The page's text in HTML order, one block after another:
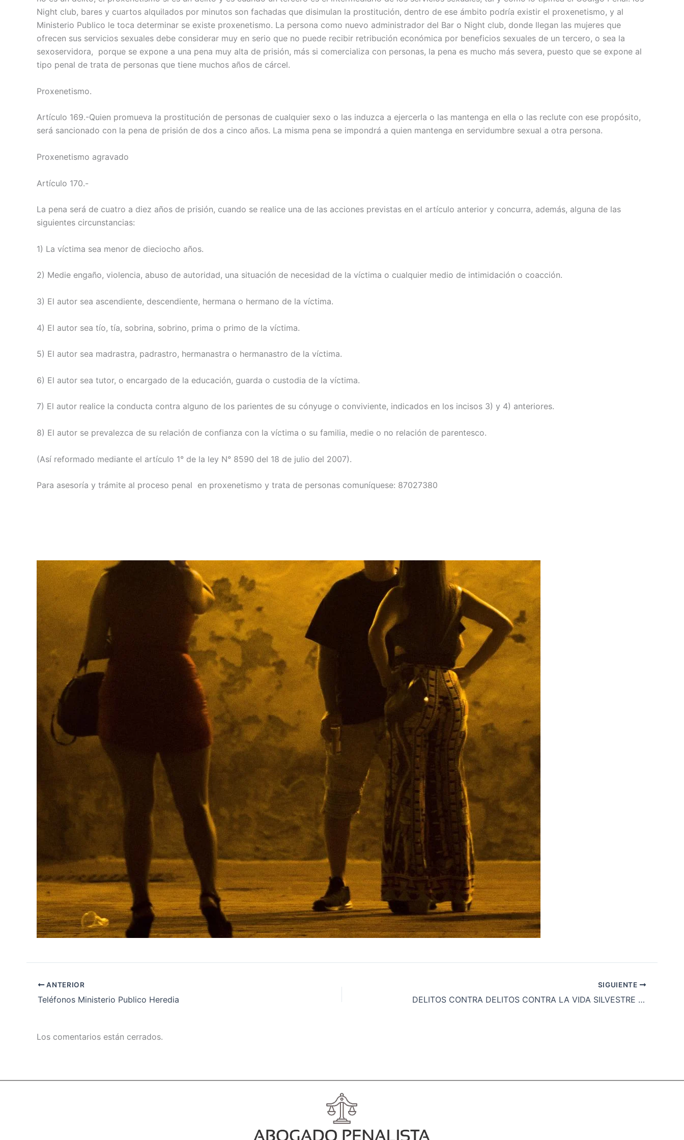
Night club, bares y cuartos alquilados por minutos son fachadas que disimulan la prostitución, dentro de ese ámbito podría existir el proxenetismo, y al
Ministerio Publico le toca determinar se existe proxenetismo. La persona como nuevo administrador del Bar o Night club, donde llegan las mujeres que
ofrecen sus servicios sexuales debe considerar muy en serio que no puede recibir retribución económica por beneficios sexuales de un tercero, o sea la
sexoservidora, porque se expone a una pena muy alta de prisión, más si comercializa con personas, la pena es mucho más severa, puesto que se expone al
tipo penal de trata de personas que tiene muchos años de cárcel.
Proxenetismo.
Artículo 169.-Quien promueva la prostitución de personas de cualquier sexo o las induzca a ejercerla o las mantenga en ella o las reclute con ese propósito,
será sancionado con la pena de prisión de dos a cinco años. La misma pena se impondrá a quien mantenga en servidumbre sexual a otra persona.
Proxenetismo agravado
Artículo 170.-
La pena será de cuatro a diez años de prisión, cuando se realice una de las acciones previstas en el artículo anterior y concurra, además, alguna de las
siguientes circunstancias:
1) La víctima sea menor de dieciocho años.
2) Medie engaño, violencia, abuso de autoridad, una situación de necesidad de la víctima o cualquier medio de intimidación o coacción.
3) El autor sea ascendiente, descendiente, hermana o hermano de la víctima.
4) El autor sea tío, tía, sobrina, sobrino, prima o primo de la víctima.
5) El autor sea madrastra, padrastro, hermanastra o hermanastro de la víctima.
6) El autor sea tutor, o encargado de la educación, guarda o custodia de la víctima.
7) El autor realice la conducta contra alguno de los parientes de su cónyuge o conviviente, indicados en los incisos 3) y 4) anteriores.
8) El autor se prevalezca de su relación de confianza con la víctima o su familia, medie o no relación de parentesco.
(Así reformado mediante el artículo 1° de la ley N° 8590 del 18 de julio del 2007).
Para asesoría y trámite al proceso penal en proxenetismo y trata de personas comuníquese: 87027380
ANTERIOR
Teléfonos Ministerio Publico Heredia
SIGUIENTE
DELITOS CONTRA DELITOS CONTRA LA VIDA SILVESTRE COSTA RICA
Los comentarios están cerrados.